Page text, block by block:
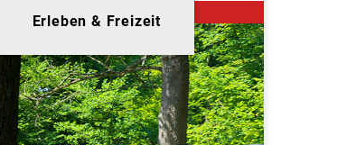
Erleben & Freizeit